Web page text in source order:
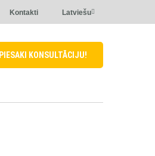
Kontakti Latviešu
PIESAKI KONSULTĀCIJU!